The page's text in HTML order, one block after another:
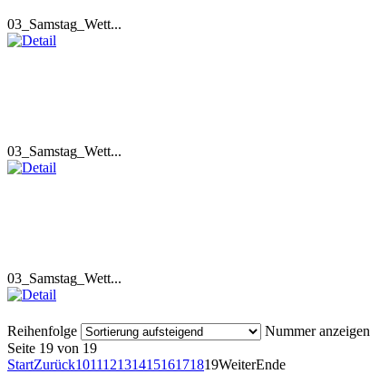
03_Samstag_Wett...
03_Samstag_Wett...
03_Samstag_Wett...
Reihenfolge
Nummer anzeigen
Seite 19 von 19
StartZurück10111213141516171819WeiterEnde